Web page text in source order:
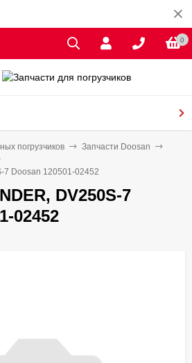
0
погрузчиков
Запчасти Doosan
7 Doosan 120501-02452
DV250S-7
02452